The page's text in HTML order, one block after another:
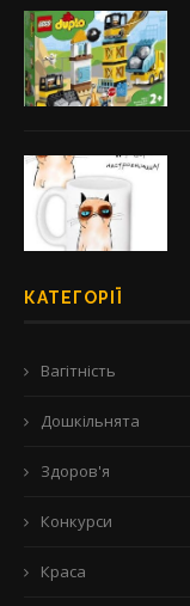
КАТЕГОРІЇ
Вагітність
Дошкільнята
Здоров'я
Конкурси
Краса